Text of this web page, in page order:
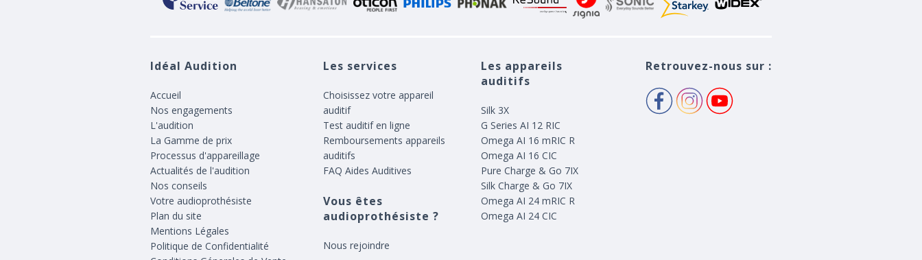
Idéal Audition
Accueil
Nos engagements
L'audition
La Gamme de prix
Processus d'appareillage
Actualités de l'audition
Nos conseils
Votre audioprothésiste
Plan du site
Mentions Légales
Politique de Confidentialité
Les services
Choisissez votre appareil
auditif
Test auditif en ligne
Remboursements appareils
auditifs
FAQ Aides Auditives
Vous êtes
audioprothésiste ?
Nous rejoindre
Les appareils
auditifs
Silk 3X
G Series AI 12 RIC
Omega AI 16 mRIC R
Omega AI 16 CIC
Pure Charge & Go 7IX
Silk Charge & Go 7IX
Omega AI 24 mRIC R
Omega AI 24 CIC
Retrouvez-nous sur :